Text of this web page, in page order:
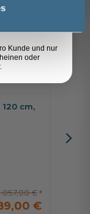
8
cm,
€
€
Kunde und nur
oder